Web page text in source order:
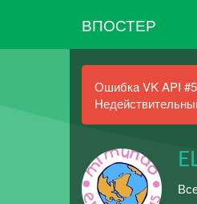
ВПОСТЕР
Ошибка VK API #5